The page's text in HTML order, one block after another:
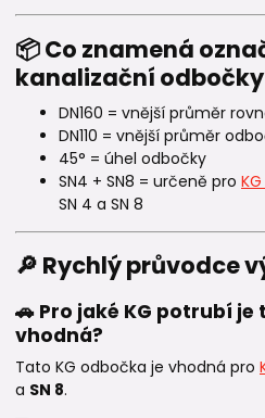
📦 Co znamená
kanalizační
DN160 = vnější průměr
DN110 = vnější průměr
45° = úhel odbočky
SN4 + SN8 = určeně pro
SN 4 a SN 8
🔎 Rychlý průvodce
🚗 Pro jaké KG potrubí
vhodná?
Tato KG odbočka je vhodná pro
a SN 8.